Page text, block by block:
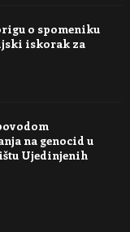
o spomeniku
iskorak za
na genocid u
Ujedinjenih